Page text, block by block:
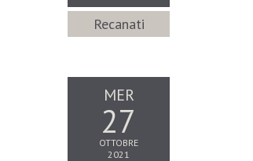
Recanati
MER
27
OTTOBRE
2021